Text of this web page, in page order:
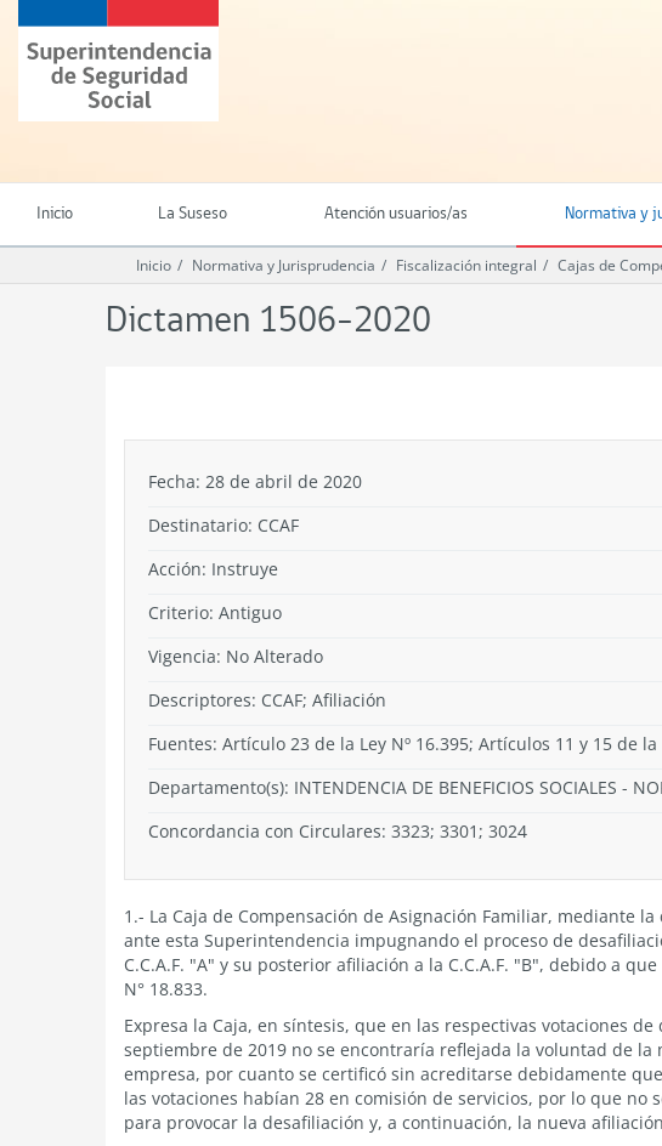
contenido
principal
Superintendencia
de
Seguridad
(SUSESO)
Chile
Inicio La Suseso Atención usuarios/as Normativa y
Inicio Normativa y Jurisprudencia Fiscalización integral Cajas de
Dictamen 1506-2020
Fecha: 28 de abril de 2020
Destinatario: CCAF
Acción: Instruye
Criterio: Antiguo
Vigencia: No Alterado
Descriptores: CCAF; Afiliación
Fuentes: Artículo 23 de la Ley Nº 16.395; Artículos 11 y 15 de la
Departamento(s): INTENDENCIA DE BENEFICIOS SOCIALES -
Concordancia con Circulares: 3323; 3301; 3024
1.- La Caja de Compensación de Asignación Familiar, mediante
ante esta Superintendencia impugnando el proceso de
C.C.A.F. "A" y su posterior afiliación a la C.C.A.F. "B", debido a
N° 18.833.
Expresa la Caja, en síntesis, que en las respectivas votaciones
septiembre de 2019 no se encontraría reflejada la voluntad de
empresa, por cuanto se certificó sin acreditarse debidamente
las votaciones habían 28 en comisión de servicios, por lo que no
para provocar la desafiliación y, a continuación, la nueva